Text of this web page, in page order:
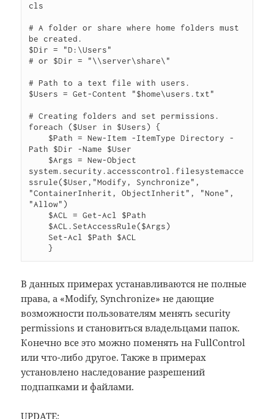
cls
# A folder or share where home folders must
be created.
$Dir = "D:\Users"
# or $Dir = "\\server\share\"
# Path to a text file with users.
$Users = Get-Content "$home\users.txt"
# Creating folders and set permissions.
foreach ($User in $Users) {
Path $Dir -Name $User
system.security.accesscontrol.filesystemacce
ssrule($User,"Modify, Synchronize",
"ContainerInherit, ObjectInherit", "None",
"Allow")
    }
В данных примерах устанавливаются не полные
права, а «Modify, Synchronize» не дающие
возможности пользователям менять security
permissions и становиться владельцами папок.
Конечно все это можно поменять на FullControl
или что-либо другое. Также в примерах
установлено наследование разрешений
подпапками и файлами.
UPDATE: